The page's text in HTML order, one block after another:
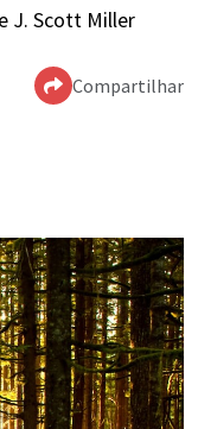
J. Scott Miller
Compartilhar